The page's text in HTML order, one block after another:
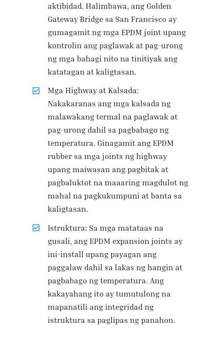
aktibidad. Halimbawa, ang Golden
Gateway Bridge sa San Francisco ay
gumagamit ng mga EPDM joint upang
kontrolin ang paglawak at pag-urong
ng mga bahagi nito na tinitiyak ang
katatagan at kaligtasan.
Mga Highway at Kalsada:
Nakakaranas ang mga kalsada ng
malawakang termal na paglawak at
pag-urong dahil sa pagbabago ng
temperatura. Ginagamit ang EPDM
rubber sa mga joints ng highway
upang maiwasan ang pagbitak at
pagbaluktot na maaaring magdulot ng
mahal na pagkukumpuni at banta sa
kaligtasan.
Istruktura: Sa mga matataas na
gusali, ang EPDM expansion joints ay
ini-install upang payagan ang
paggalaw dahil sa lakas ng hangin at
pagbabago ng temperatura. Ang
kakayahang ito ay tumutulong na
mapanatili ang integridad ng
istruktura sa paglipas ng panahon.